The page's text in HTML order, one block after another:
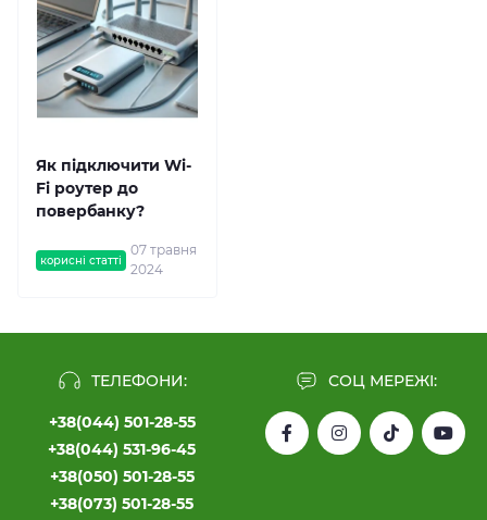
корисні статті
07 травня
2024
Як підключити Wi-
Fi роутер до
повербанку?
ТЕЛЕФОНИ:
+38(044) 501-28-55
+38(044) 531-96-45
+38(050) 501-28-55
+38(073) 501-28-55
СОЦ МЕРЕЖІ: